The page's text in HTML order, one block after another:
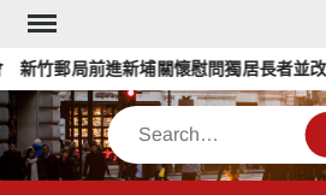
Skip
content
竹郵局前進新埔關懷慰問獨居長者並改
Search